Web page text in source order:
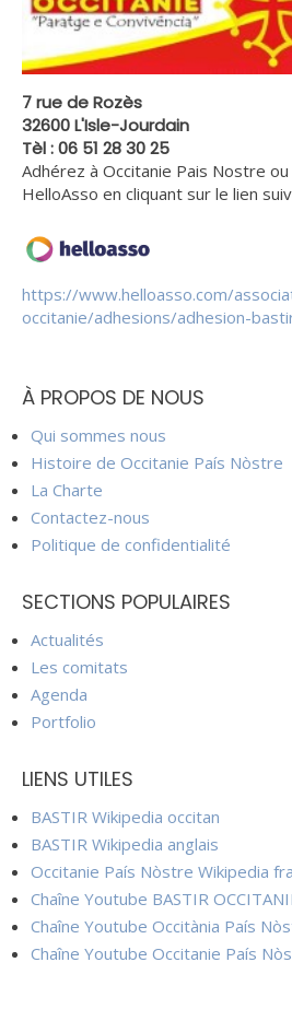
7 rue de Rozès
32600 L'Isle-Jourdain
Tèl : 06 51 28 30 25
Adhérez à Occitanie Pais Nostre
HelloAsso en cliquant sur le lien
https://www.helloasso.com/
occitanie/adhesions/adhesion-
À PROPOS DE NOUS
Qui sommes nous
Histoire de Occitanie País Nòstre
La Charte
Contactez-nous
Politique de confidentialité
SECTIONS POPULAIRES
Actualités
Les comitats
Agenda
Portfolio
LIENS UTILES
BASTIR Wikipedia occitan
BASTIR Wikipedia anglais
Occitanie País Nòstre Wikipedia
Chaîne Youtube BASTIR
Chaîne Youtube Occitània País
Chaîne Youtube Occitanie País